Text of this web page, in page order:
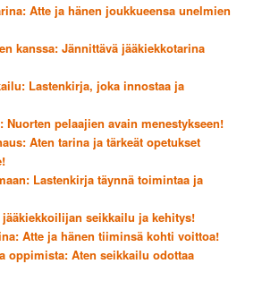
Atte ja hänen joukkueensa unelmien
kanssa: Jännittävä jääkiekkotarina
Lastenkirja, joka innostaa ja
pelaajien avain menestykseen!
Aten tarina ja tärkeät opetukset
Lastenkirja täynnä toimintaa ja
seikkailu ja kehitys!
Atte ja hänen tiiminsä kohti voittoa!
oppimista: Aten seikkailu odottaa